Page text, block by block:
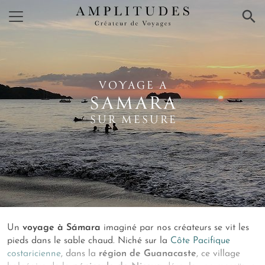
×
VOYAGE A
SAMARA
SUR MESURE
Un voyage à Sámara imaginé par nos créateurs se vit les
pieds dans le sable chaud. Niché sur la Côte Pacifique
costaricienne, dans la région de Guanacaste, ce village